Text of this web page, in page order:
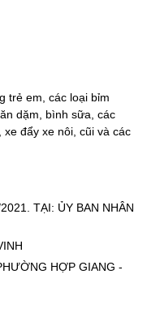
trẻ em, các loại bỉm
dặm, bình sữa, các
đẩy xe nôi, cũi và các
TẠI: ỦY BAN NHÂN
HỢP GIANG -